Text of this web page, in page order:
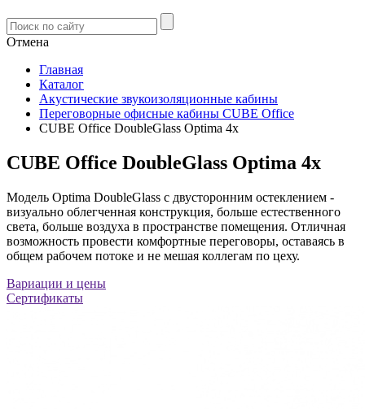
Отмена
Главная
Каталог
Акустические звукоизоляционные кабины
Переговорные офисные кабины CUBE Office
CUBE Office DoubleGlass Optima 4x
CUBE Office DoubleGlass Optima 4x
Модель Optima DoubleGlass с двусторонним остеклением -
визуально облегченная конструкция, больше естественного
света, больше воздуха в пространстве помещения. Отличная
возможность провести комфортные переговоры, оставаясь в
общем рабочем потоке и не мешая коллегам по цеху.
Вариации и цены
Сертификаты